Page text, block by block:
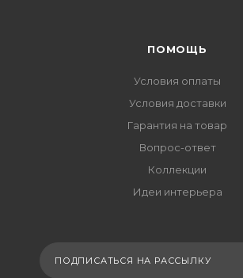
ПОМОЩЬ
Условия оплаты
Условия доставки
Гарантия на товар
Вопрос-ответ
Коллекции
Идеи интерьера
ПОДПИСАТЬСЯ НА РАССЫЛКУ